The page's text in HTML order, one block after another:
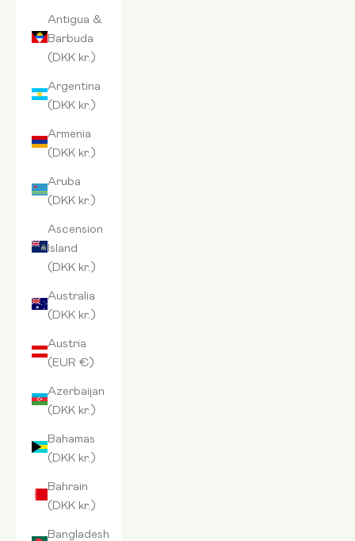
Antigua &
Barbuda
(DKK kr.)
Argentina
(DKK kr.)
Armenia
(DKK kr.)
Aruba
(DKK kr.)
Ascension
Island
(DKK kr.)
Australia
(DKK kr.)
Austria
(EUR €)
Azerbaijan
(DKK kr.)
Bahamas
(DKK kr.)
Bahrain
(DKK kr.)
Bangladesh